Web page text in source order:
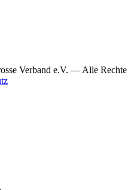
Verband e.V. — Alle Rechte